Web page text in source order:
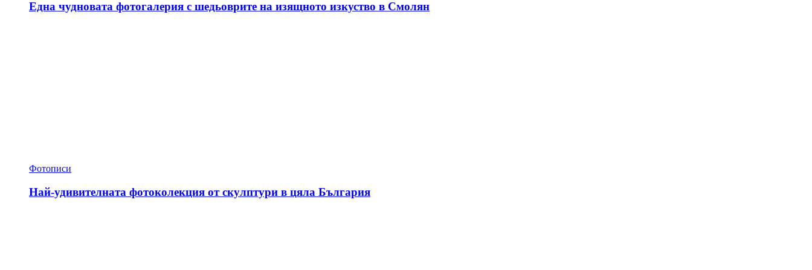
Една чудновата фотогалерия с шедьоврите на изящното изкуство в Смолян
Фотописи
Най-удивителната фотоколекция от скулптури в цяла България